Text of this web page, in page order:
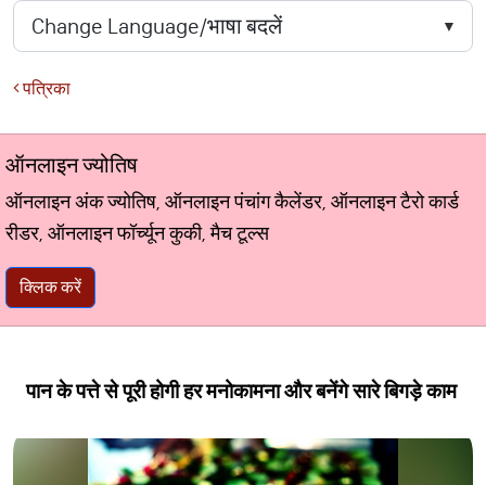
पत्रिका
ऑनलाइन ज्योतिष
ऑनलाइन अंक ज्योतिष, ऑनलाइन पंचांग कैलेंडर, ऑनलाइन टैरो कार्ड
रीडर, ऑनलाइन फॉर्च्यून कुकी, मैच टूल्स
क्लिक करें
पान के पत्ते से पूरी होगी हर मनोकामना और बनेंगे सारे बिगड़े काम